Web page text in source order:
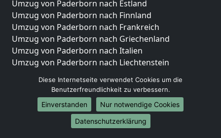
Umzug von Paderborn nach Estland
Umzug von Paderborn nach Finnland
Umzug von Paderborn nach Frankreich
Umzug von Paderborn nach Griechenland
Umzug von Paderborn nach Italien
Umzug von Paderborn nach Liechtenstein
Umzug von Paderborn nach Niederlande
Umzug von Paderborn nach Norwegen
Umzüge-Deutschlandweit
Diese Internetseite verwendet Cookies um die
Benutzerfreundlichkeit zu verbessern.
Einverstanden
Nur notwendige Cookies
Datenschutzerklärung